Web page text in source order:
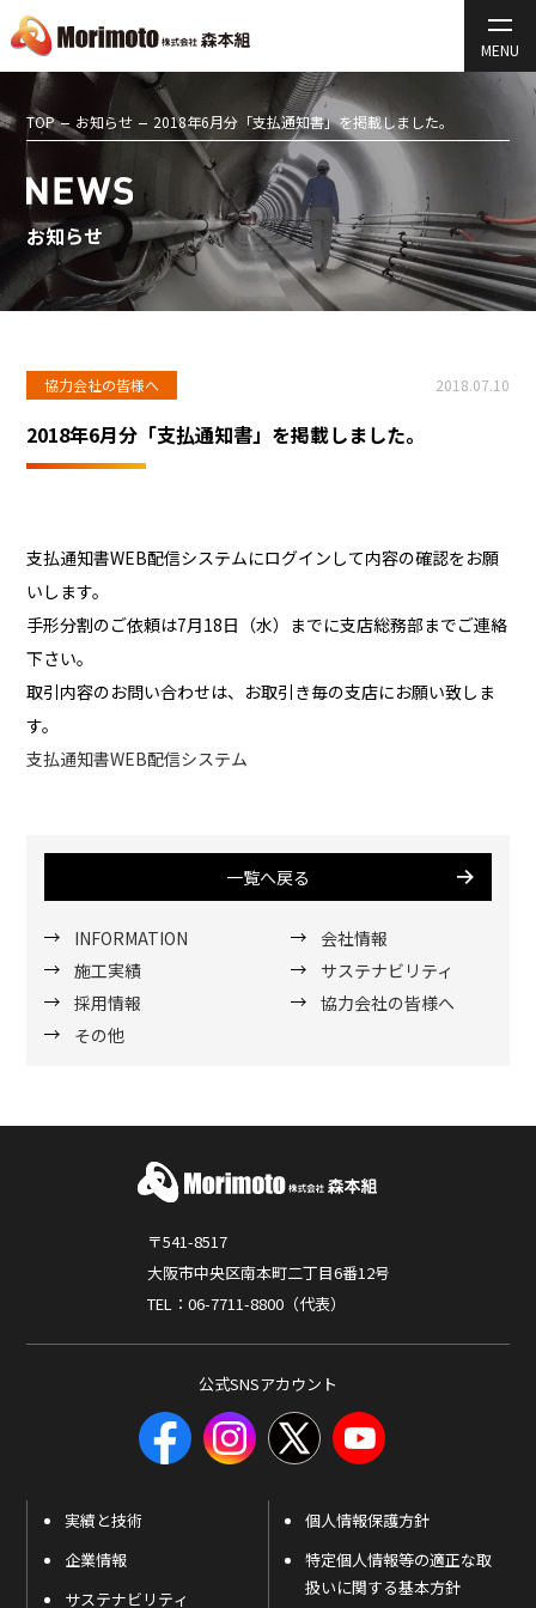
TOP お知らせ 2018年6月分「支払通知書」を掲載しました。
お知らせ
協力会社の皆様へ 2018.07.10
2018年6月分「支払通知書」を掲載しました。
支払通知書WEB配信システムにログインして内容の確認をお願
いします。
手形分割のご依頼は7月18日（水）までに支店総務部までご連絡
下さい。
取引内容のお問い合わせは、お取引き毎の支店にお願い致しま
す。
支払通知書WEB配信システム
一覧へ戻る
INFORMATION
会社情報
施工実績
サステナビリティ
採用情報
協力会社の皆様へ
その他
〒541-8517
大阪市中央区南本町二丁目6番12号
TEL：06-7711-8800（代表）
公式SNSアカウント
実績と技術
企業情報
サステナビリティ
個人情報保護方針
特定個人情報等の適正な取
扱いに関する基本方針